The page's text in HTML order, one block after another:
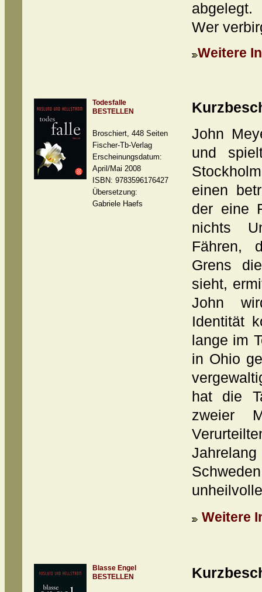
abgelegt.
Wer
Weitere
Todesfalle
BESTELLEN
Broschiert, 448 Seiten
Fischer-Tb-Verlag
Erscheinungsdatum:
April/Mai 2008
ISBN: 9783596176427
Übersetzung:
Gabriele Haefs
John
und
einen
der eine
nichts
Fähren,
Grens
sieht,
John
Identität
lange im
in Ohio
hat die
zweier
Weitere
Blasse Engel
BESTELLEN